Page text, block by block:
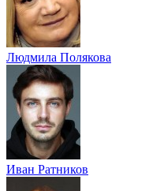
Людмила Полякова
Иван Ратников